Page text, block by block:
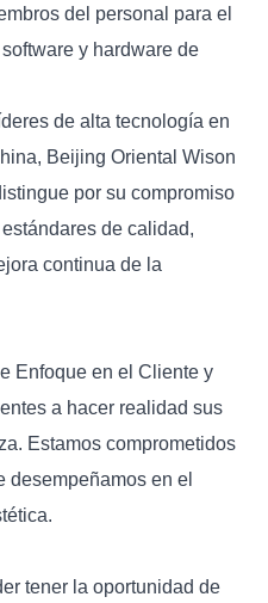
del personal para el
y hardware de
de alta tecnología en
Beijing Oriental Wison
por su compromiso
de calidad,
continua de la
Enfoque en el Cliente y
a hacer realidad sus
Estamos comprometidos
desempeñamos en el
tener la oportunidad de